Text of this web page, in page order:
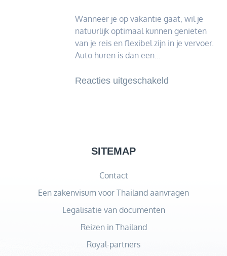
Wanneer je op vakantie gaat, wil je
natuurlijk optimaal kunnen genieten
van je reis en flexibel zijn in je vervoer.
Auto huren is dan een…
Reacties uitgeschakeld
de
SITEMAP
Contact
Een zakenvisum voor Thailand aanvragen
Legalisatie van documenten
Reizen in Thailand
Royal-partners